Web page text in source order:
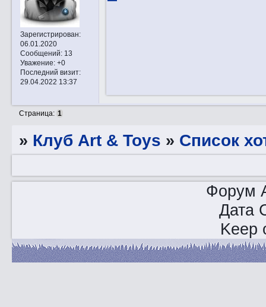
Зарегистрирован:
06.01.2020
Сообщений:13
Уважение: +0
Последний визит:
29.04.2022 13:37
Страница: 1
» Клуб Art & Toys » Список
Форум
Дата
Keep